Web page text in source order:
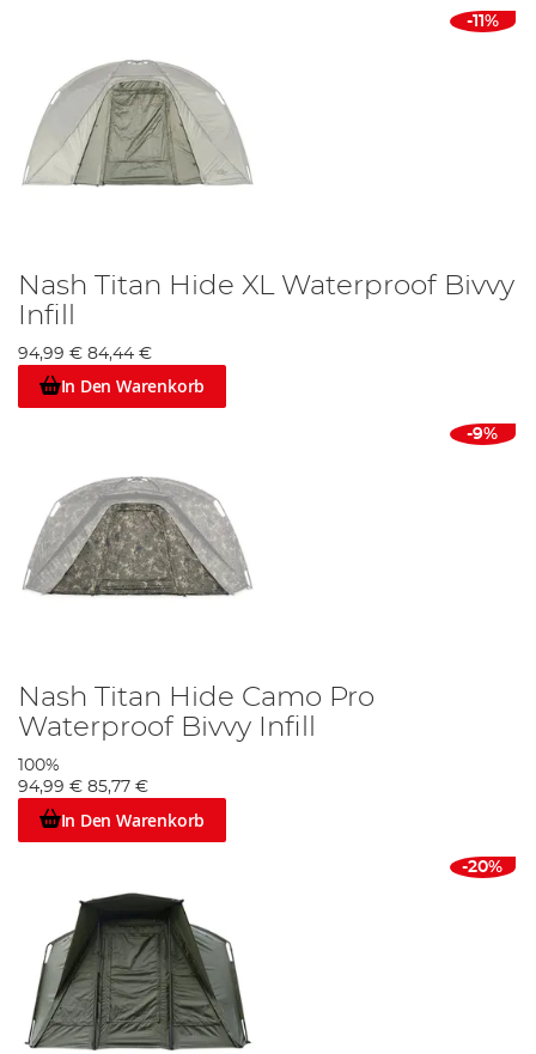
-11%
Nash Titan Hide XL Waterproof Bivvy
Infill
94,99 € 84,44 €
In Den Warenkorb
-9%
Nash Titan Hide Camo Pro
Waterproof Bivvy Infill
100%
94,99 € 85,77 €
In Den Warenkorb
-20%